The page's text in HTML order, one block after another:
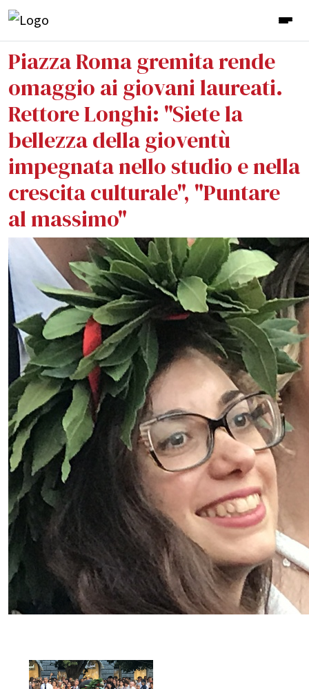
Piazza Roma gremita rende
omaggio ai giovani laureati.
Rettore Longhi: "Siete la
bellezza della gioventù
impegnata nello studio e nella
crescita culturale", "Puntare
al massimo"